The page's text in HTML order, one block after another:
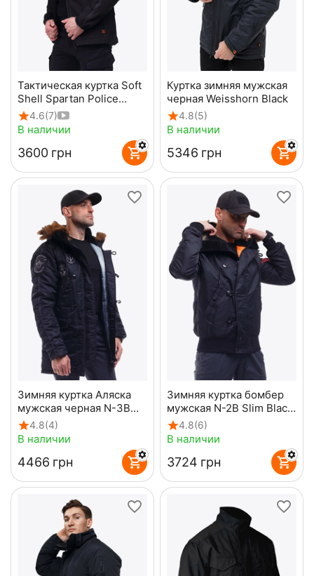
Тактическая куртка Soft
Shell Spartan Police
Black черная с
капюшоном
4.6(7)
В наличии
‍3600‍ грн
Куртка зимняя мужская
черная Weisshorn Black
4.8(5)
В наличии
‍5346‍ грн
Зимняя куртка Аляска
мужская черная N-3B
Top Gun Black
4.8(4)
В наличии
‍4466‍ грн
Зимняя куртка бомбер
мужская N-2B Slim Black
черная
4.8(6)
В наличии
‍3724‍ грн